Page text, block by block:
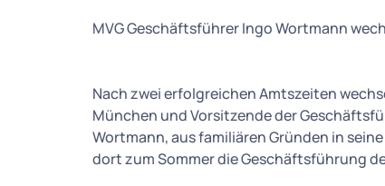
MVG Geschäftsführer Ingo Wortmann
Nach zwei erfolgreichen Amtszeiten
München und Vorsitzende der
Wortmann, aus familiären Gründen in
dort zum Sommer die Geschäftsführung